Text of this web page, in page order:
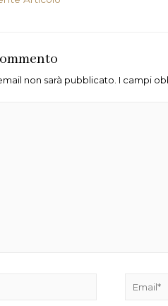
non sarà pubblicato. I campi
Email*